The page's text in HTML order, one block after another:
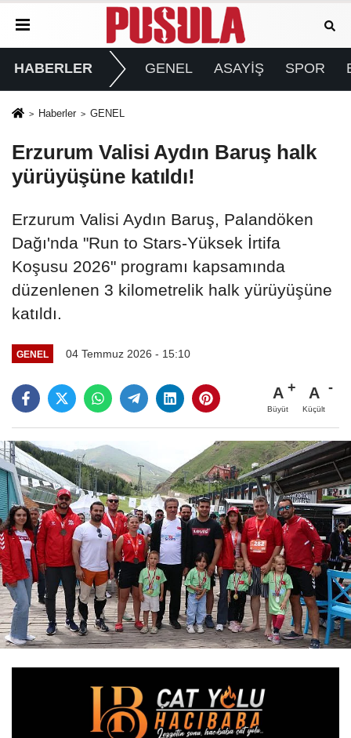
HABERLER GENEL ASAYİŞ SPOR
Haberler GENEL
Erzurum Valisi Aydın Baruş halk
yürüyüşüne katıldı!
Erzurum Valisi Aydın Baruş, Palandöken
Dağı'nda "Run to Stars-Yüksek İrtifa
Koşusu 2026" programı kapsamında
düzenlenen 3 kilometrelik halk yürüyüşüne
katıldı.
GENEL 04 Temmuz 2026 - 15:10
A
Büyüt
A
Küçült